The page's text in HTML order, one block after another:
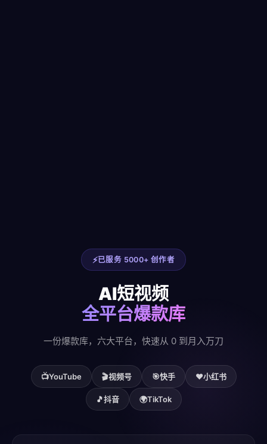
已服务 5000+ 创作者
AI短视频
全平台爆款库
一份爆款库，六大平台，快速从 0 到月入万刀
📺YouTube 🎬视频号 🎯快手 ❤️小红书
🎵抖音 🌍TikTok